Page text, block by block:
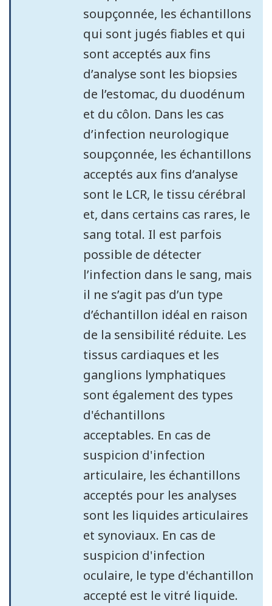
soupçonnée, les échantillons
qui sont jugés fiables et qui
sont acceptés aux fins
d’analyse sont les biopsies
de l’estomac, du duodénum
et du côlon. Dans les cas
d’infection neurologique
soupçonnée, les échantillons
acceptés aux fins d’analyse
sont le LCR, le tissu cérébral
et, dans certains cas rares, le
sang total. Il est parfois
possible de détecter
l’infection dans le sang, mais
il ne s’agit pas d’un type
d’échantillon idéal en raison
de la sensibilité réduite. Les
tissus cardiaques et les
ganglions lymphatiques
sont également des types
d'échantillons
acceptables. En cas de
suspicion d'infection
articulaire, les échantillons
acceptés pour les analyses
sont les liquides articulaires
et synoviaux. En cas de
suspicion d'infection
oculaire, le type d'échantillon
accepté est le vitré liquide.